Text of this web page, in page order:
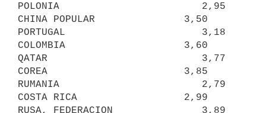
POLONIA                        2,95
CHINA POPULAR               3,50
PORTUGAL                       3,18
COLOMBIA                    3,60
QATAR                          3,77
COREA                       3,85
RUMANIA                        2,79
COSTA RICA                  2,99
RUSA, FEDERACION               3,89